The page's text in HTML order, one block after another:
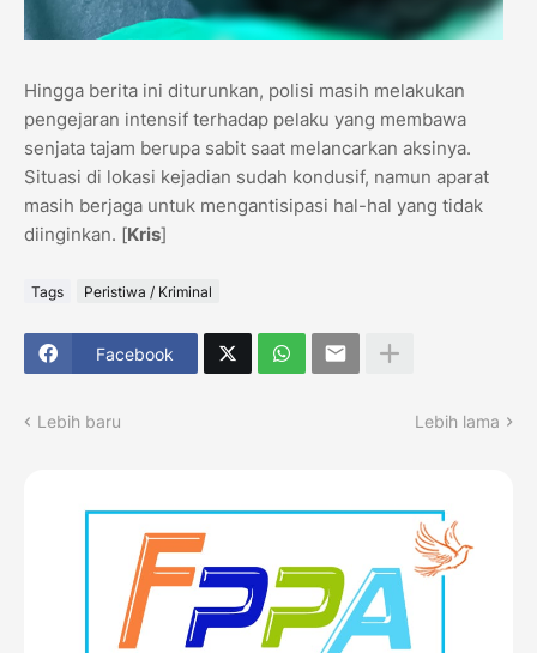
Hingga berita ini diturunkan, polisi masih melakukan
pengejaran intensif terhadap pelaku yang membawa
senjata tajam berupa sabit saat melancarkan aksinya.
Situasi di lokasi kejadian sudah kondusif, namun aparat
masih berjaga untuk mengantisipasi hal-hal yang tidak
diinginkan. [Kris]
Tags Peristiwa / Kriminal
Facebook
Lebih baru Lebih lama